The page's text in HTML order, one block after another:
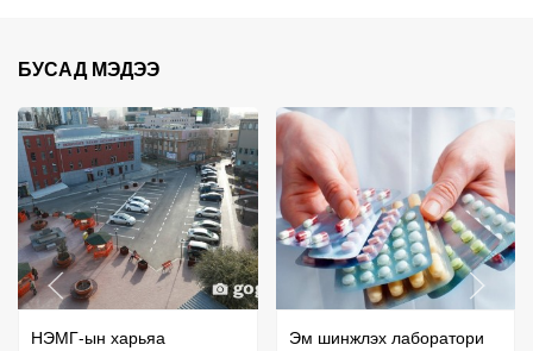
БУСАД МЭДЭЭ
НЭМГ-ын харьяа
Эм шинжлэх лаборатори